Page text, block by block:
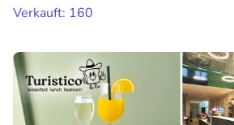
Verkauft: 160